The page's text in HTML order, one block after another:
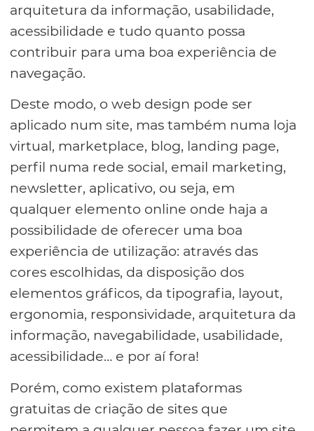
arquitetura da informação, usabilidade,
acessibilidade e tudo quanto possa
contribuir para uma boa experiência de
navegação.
Deste modo, o web design pode ser
aplicado num site, mas também numa loja
virtual, marketplace, blog, landing page,
perfil numa rede social, email marketing,
newsletter, aplicativo, ou seja, em
qualquer elemento online onde haja a
possibilidade de oferecer uma boa
experiência de utilização: através das
cores escolhidas, da disposição dos
elementos gráficos, da tipografia, layout,
ergonomia, responsividade, arquitetura da
informação, navegabilidade, usabilidade,
acessibilidade… e por aí fora!
Porém, como existem plataformas
gratuitas de criação de sites que